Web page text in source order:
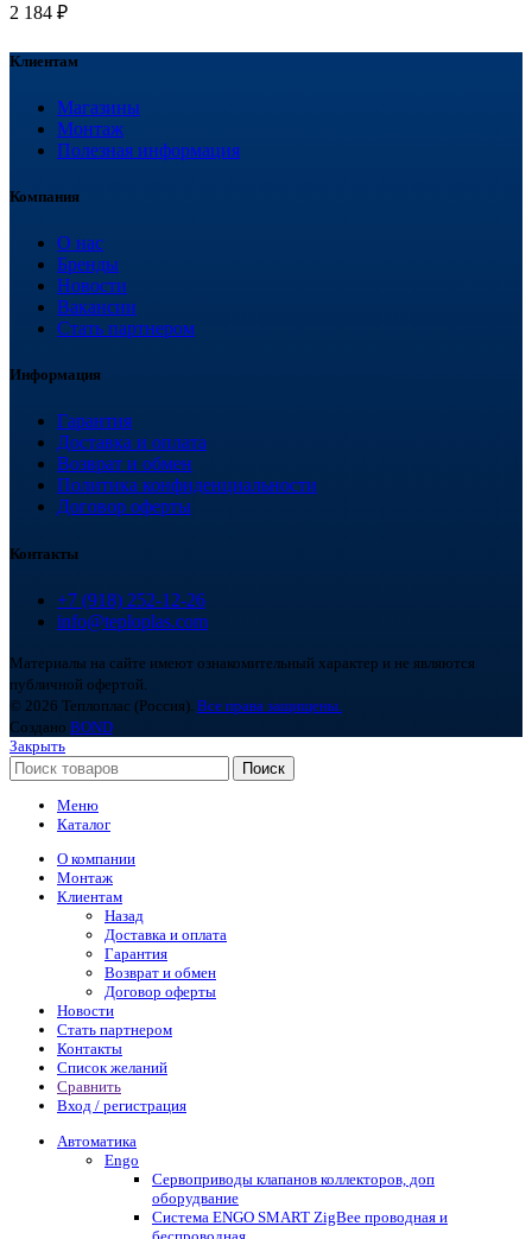
2 184 ₽
Клиентам
Магазины
Монтаж
Полезная информация
Компания
О нас
Бренды
Новости
Вакансии
Стать партнером
Информация
Гарантия
Доставка и оплата
Возврат и обмен
Политика конфиденциальности
Договор оферты
Контакты
+7 (918) 252-12-26
info@teploplas.com
Материалы на сайте имеют ознакомительный характер и не являются
публичной офертой.
© 2026 Теплоплас (Россия). Все права защищены.
Создано BOND
Закрыть
Поиск
Меню
Каталог
О компании
Монтаж
Клиентам
Назад
Доставка и оплата
Гарантия
Возврат и обмен
Договор оферты
Новости
Стать партнером
Контакты
Список желаний
Сравнить
Вход / регистрация
Автоматика
Engo
Сервоприводы клапанов коллекторов, доп
оборудвание
Система ENGO SMART ZigBee проводная и